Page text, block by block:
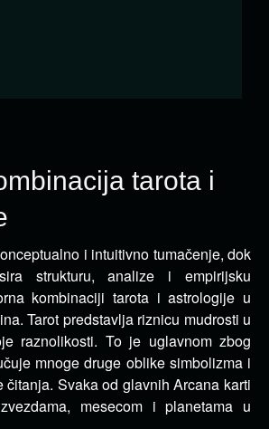
tarota i
i intuitivno tumačenje, dok
strukturu, analize i empirijsku
kombinaciji tarota i astrologije u
Tarot predstavlja riznicu mudrosti u
raznolikosti. To je uglavnom zbog
mnoge druge oblike simbolizma i
čitanja. Svaka od glavnih Arcana karti
mesecom i planetama u